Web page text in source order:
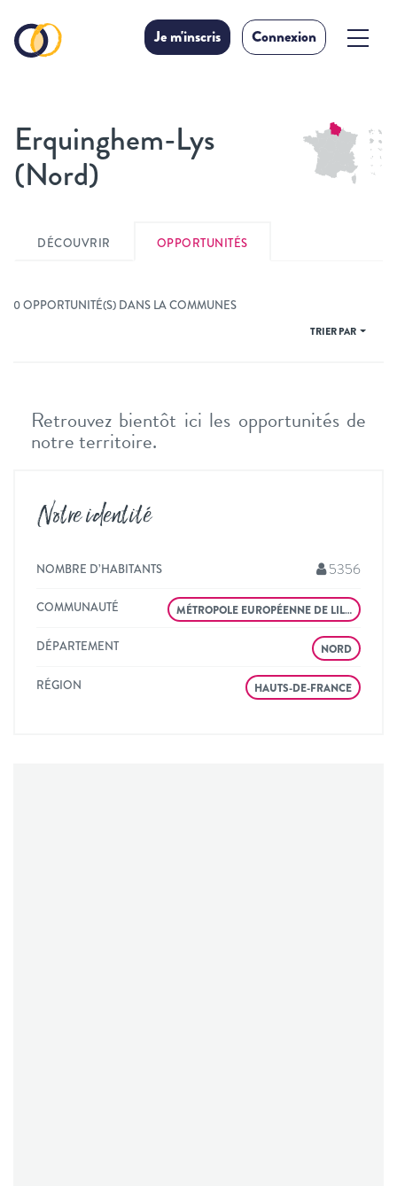
Je m'inscris Connexion
Erquinghem-Lys
(Nord)
DÉCOUVRIR OPPORTUNITÉS
0 OPPORTUNITÉ(S) DANS LA COMMUNES
TRIER PAR
Retrouvez bientôt ici les opportunités de
notre territoire.
Notre identité
NOMBRE D’HABITANTS 5356
COMMUNAUTÉ MÉTROPOLE EUROPÉENNE DE LIL…
DÉPARTEMENT NORD
RÉGION HAUTS-DE-FRANCE